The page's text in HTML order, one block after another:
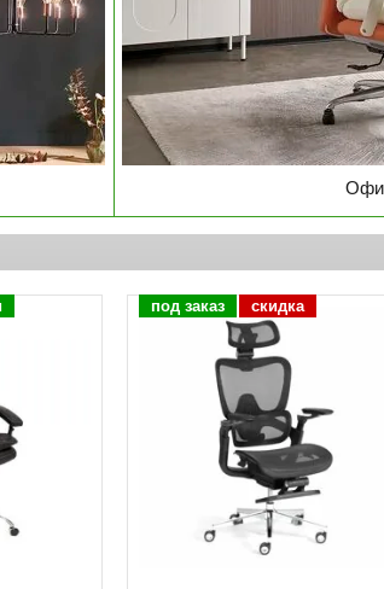
под заказ скидка